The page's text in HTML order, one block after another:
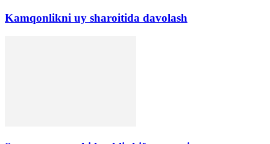
Kamqonlikni uy sharoitida davolash